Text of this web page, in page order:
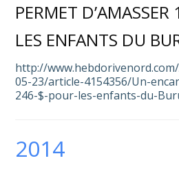
PERMET
LES ENFANTS DU
http://
05-23/article-4154356/Un-
246-$-pour-les-enfants-du-
2014